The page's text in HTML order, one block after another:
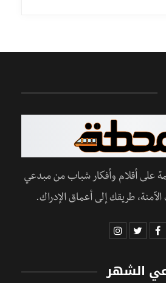
على أقلام وأفكار شباب من مبدعي
طريقك إلى أعماق الإدراك.
الشهر